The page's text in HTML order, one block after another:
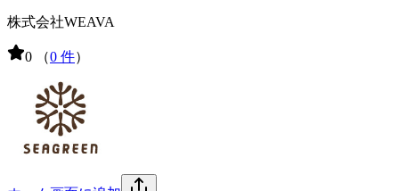
株式会社WEAVA
0 （0 件）